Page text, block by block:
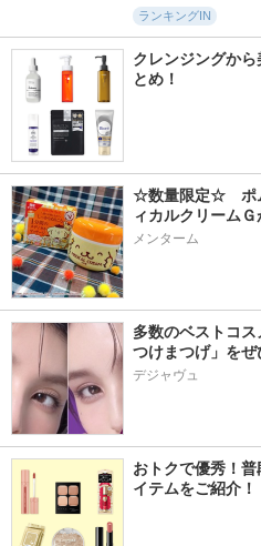
ランキングIN
クレンジングか
とめ！
☆数量限定☆　ポ
ィカルクリームＧ
メンターム
多数のベストコ
つけまつげ」をぜ
デジャヴュ
おトクで優秀！
イテムをご紹介！